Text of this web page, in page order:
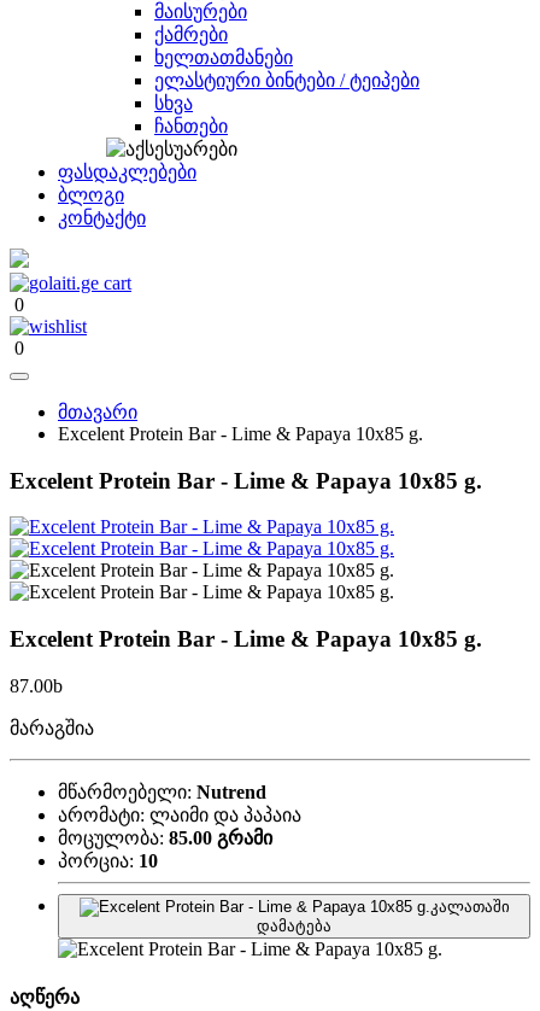
მაისურები
ქამრები
ხელთათმანები
ელასტიური ბინტები / ტეიპები
სხვა
ჩანთები
ფასდაკლებები
ბლოგი
კონტაქტი
0
0
მთავარი
Excelent Protein Bar - Lime & Papaya 10x85 g.
Excelent Protein Bar - Lime & Papaya 10x85 g.
Excelent Protein Bar - Lime & Papaya 10x85 g.
87.00b
მარაგშია
მწარმოებელი: Nutrend
არომატი: ლაიმი და პაპაია
მოცულობა: 85.00 გრამი
პორცია: 10
კალათაში
დამატება
აღწერა